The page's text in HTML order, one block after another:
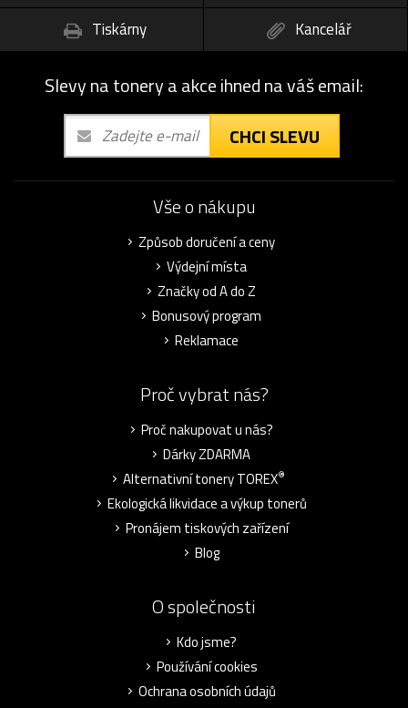
Tiskárny
Kancelář
Slevy na tonery a akce ihned na váš email:
CHCI SLEVU
Vše o nákupu
Způsob doručení a ceny
Výdejní místa
Značky od A do Z
Bonusový program
Reklamace
Proč vybrat nás?
Proč nakupovat u nás?
Dárky ZDARMA
Alternativní tonery TOREX®
Ekologická likvidace a výkup tonerů
Pronájem tiskových zařízení
Blog
O společnosti
Kdo jsme?
Používání cookies
Ochrana osobních údajů